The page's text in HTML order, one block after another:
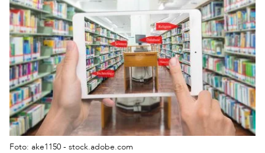
Foto: ake1150 - stock.adobe.com